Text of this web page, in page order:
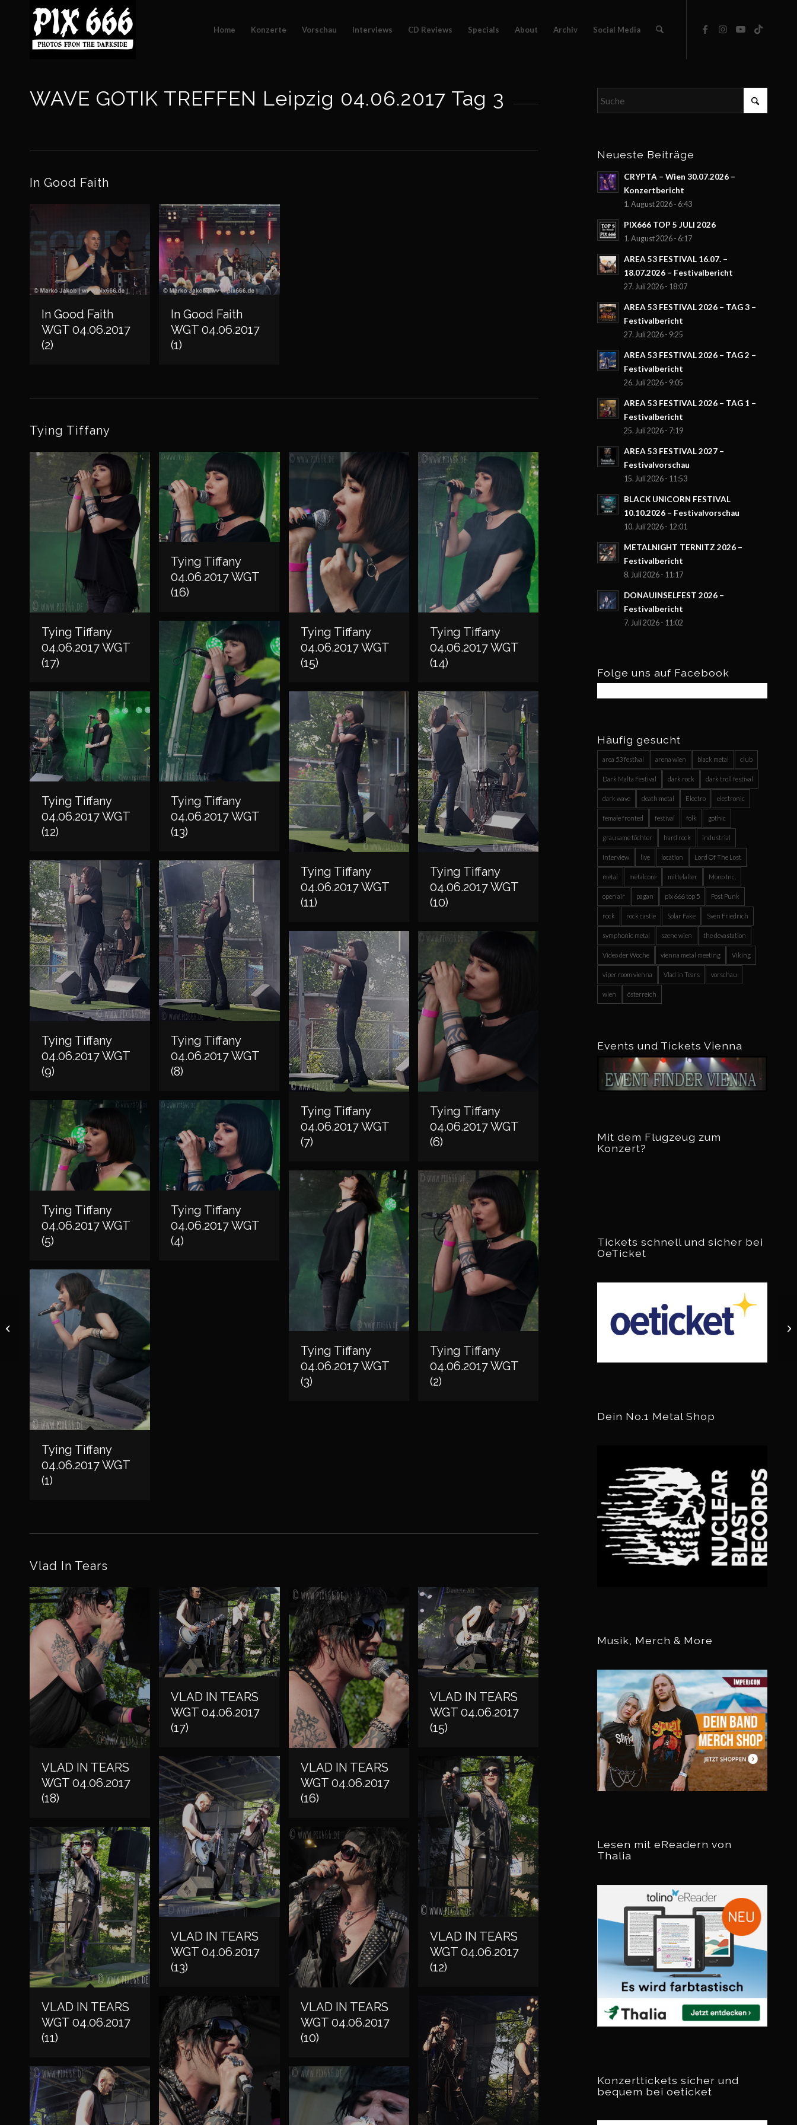
Home Konzerte Vorschau Interviews CD Reviews Specials About Archiv Social Media
WAVE GOTIK TREFFEN Leipzig 04.06.2017 Tag 3
In Good Faith
In Good Faith
WGT 04.06.2017
(2)
In Good Faith
WGT 04.06.2017
(1)
Tying Tiffany
Tying Tiffany
04.06.2017 WGT
(17)
Tying Tiffany
04.06.2017 WGT
(16)
Tying Tiffany
04.06.2017 WGT
(15)
Tying Tiffany
04.06.2017 WGT
(14)
Tying Tiffany
04.06.2017 WGT
(13)
Tying Tiffany
04.06.2017 WGT
(12)
Tying Tiffany
04.06.2017 WGT
(11)
Tying Tiffany
04.06.2017 WGT
(10)
Tying Tiffany
04.06.2017 WGT
(9)
Tying Tiffany
04.06.2017 WGT
(8)
Tying Tiffany
04.06.2017 WGT
(7)
Tying Tiffany
04.06.2017 WGT
(6)
Tying Tiffany
04.06.2017 WGT
(5)
Tying Tiffany
04.06.2017 WGT
(4)
Tying Tiffany
04.06.2017 WGT
(3)
Tying Tiffany
04.06.2017 WGT
(2)
Tying Tiffany
04.06.2017 WGT
(1)
Vlad In Tears
VLAD IN TEARS
WGT 04.06.2017
(18)
VLAD IN TEARS
WGT 04.06.2017
(17)
VLAD IN TEARS
WGT 04.06.2017
(16)
VLAD IN TEARS
WGT 04.06.2017
(15)
VLAD IN TEARS
WGT 04.06.2017
(13)
VLAD IN TEARS
WGT 04.06.2017
(12)
VLAD IN TEARS
WGT 04.06.2017
(11)
VLAD IN TEARS
WGT 04.06.2017
(10)
Neueste Beiträge
CRYPTA – Wien 30.07.2026 –
Konzertbericht
1. August 2026 - 6:43
PIX666 TOP 5 JULI 2026
1. August 2026 - 6:17
AREA 53 FESTIVAL 16.07. –
18.07.2026 – Festivalbericht
27. Juli 2026 - 18:07
AREA 53 FESTIVAL 2026 – TAG 3 –
Festivalbericht
27. Juli 2026 - 9:25
AREA 53 FESTIVAL 2026 – TAG 2 –
Festivalbericht
26. Juli 2026 - 9:05
AREA 53 FESTIVAL 2026 – TAG 1 –
Festivalbericht
25. Juli 2026 - 7:19
AREA 53 FESTIVAL 2027 –
Festivalvorschau
15. Juli 2026 - 11:53
BLACK UNICORN FESTIVAL
10.10.2026 – Festivalvorschau
10. Juli 2026 - 12:01
METALNIGHT TERNITZ 2026 –
Festivalbericht
8. Juli 2026 - 11:17
DONAUINSELFEST 2026 –
Festivalbericht
7. Juli 2026 - 11:02
Folge uns auf Facebook
Häufig gesucht
area 53 festival arena wien black metal club
Dark Malta Festival dark rock dark troll festival
dark wave death metal Electro electronic
female fronted festival folk gothic
grausame töchter hard rock industrial
interview live location Lord Of The Lost
metal metalcore mittelalter Mono Inc.
open air pagan pix 666 top 5 Post Punk
rock rock castle Solar Fake Sven Friedrich
symphonic metal szene wien the devastation
Video der Woche vienna metal meeting Viking
viper room vienna Vlad in Tears vorschau
wien österreich
Events und Tickets Vienna
Mit dem Flugzeug zum
Konzert?
Tickets schnell und sicher bei
OeTicket
Dein No.1 Metal Shop
Musik, Merch & More
Lesen mit eReadern von
Thalia
Konzerttickets sicher und
bequem bei oeticket
WAVE GOTIK
TREFFEN
Leipzig
03.06.2017 Tag